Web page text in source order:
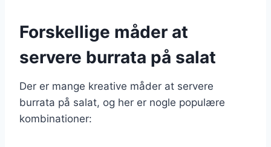
Forskellige måder at
servere burrata på salat
Der er mange kreative måder at servere
burrata på salat, og her er nogle populære
kombinationer: